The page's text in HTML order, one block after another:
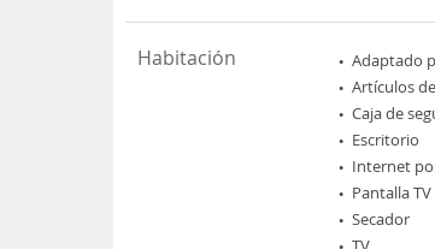
Habitación Adaptado
Artículos
Caja de
Escritorio
Internet
Pantalla
Secador